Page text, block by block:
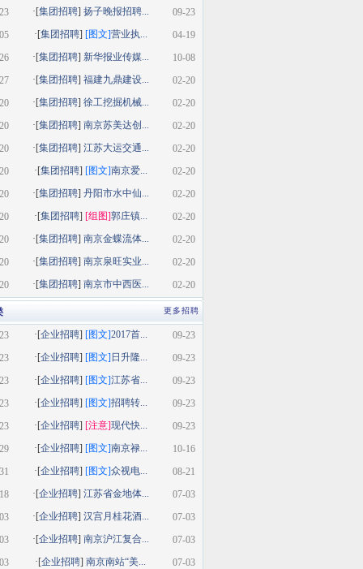
09-23
·[集团招聘] 扬子晚报招聘...
04-19
·[集团招聘] [图文]营业执...
10-08
·[集团招聘] 新华报业传媒...
02-20
·[集团招聘] 福建九鼎建设...
02-20
·[集团招聘] 徐工挖掘机械...
02-20
·[集团招聘] 南京苏美达创...
02-20
·[集团招聘] 江苏大运交通...
02-20
·[集团招聘] [图文]南京爱...
02-20
·[集团招聘] 丹阳市水中仙...
02-20
·[集团招聘] [组图]郭庄镇...
02-20
·[集团招聘] 南京金蝶流体...
02-20
·[集团招聘] 南京泉旺实业...
02-20
·[集团招聘] 南京市中西医...
更多招聘
09-23
·[企业招聘] [图文]2017首...
09-23
·[企业招聘] [图文] 日升隆...
09-23
·[企业招聘] [图文]江苏省...
09-23
·[企业招聘] [图文]招聘转...
09-23
·[企业招聘] [注意]现代快...
10-16
·[企业招聘] [图文]南京禄...
08-21
·[企业招聘] [图文]众视电...
07-03
·[企业招聘] 江苏省金地体...
07-03
·[企业招聘] 汉宫月桂花酒...
07-03
·[企业招聘] 南京沪江复合...
07-03
·[企业招聘]南京南站“美...